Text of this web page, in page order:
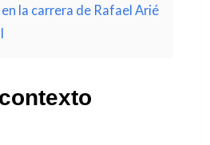
la carrera de Rafael Arié